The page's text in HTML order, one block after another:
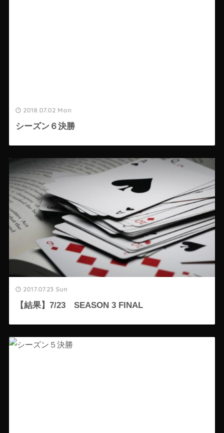
2018.07.02 Mon
シーズン６決勝
2017.07.23 Sun
【結果】7/23 SEASON 3 FINAL